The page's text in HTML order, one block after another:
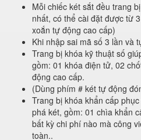
Mỗi chiếc két sắt đều trang
nhất, có thể cài đặt được từ
xoắn tự động cao cấp)
Khi nhập sai mã số 3 lần và
Trang bị khóa kỹ thuật số
gồm: 01 khóa điện tử, 02
động cao cấp.
(Dùng phím # két tự động
Trang bị khóa khẩn cấp
phá két, gồm: 01 chìa khẩn
bất kỳ chi phí nào mà công
toàn..